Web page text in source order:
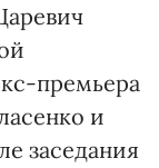
премьера
и
заседания